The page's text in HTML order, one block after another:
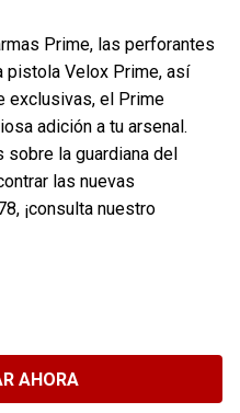
Prime, las perforantes
pistola Velox Prime, así
exclusivas, el Prime
adición a tu arsenal.
la guardiana del
las nuevas
¡consulta nuestro
AHORA